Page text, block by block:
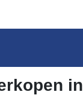
in